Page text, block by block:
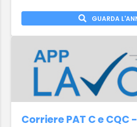
GUARDA
Corriere PAT C e CQC